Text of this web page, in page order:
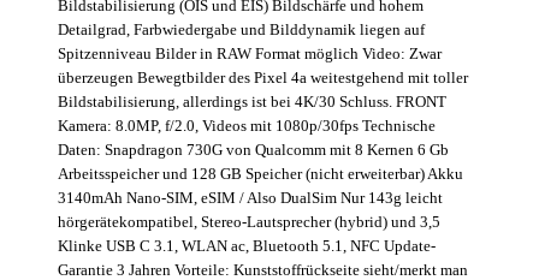
Bildstabilisierung (OIS und EIS) Bildschärfe und hohem
Detailgrad, Farbwiedergabe und Bilddynamik liegen auf
Spitzenniveau Bilder in RAW Format möglich Video: Zwar
überzeugen Bewegtbilder des Pixel 4a weitestgehend mit toller
Bildstabilisierung, allerdings ist bei 4K/30 Schluss. FRONT
Kamera: 8.0MP, f/2.0, Videos mit 1080p/30fps Technische
Daten: Snapdragon 730G von Qualcomm mit 8 Kernen 6 Gb
Arbeitsspeicher und 128 GB Speicher (nicht erweiterbar) Akku
3140mAh Nano-SIM, eSIM / Also DualSim Nur 143g leicht
hörgerätekompatibel, Stereo-Lautsprecher (hybrid) und 3,5
Klinke USB C 3.1, WLAN ac, Bluetooth 5.1, NFC Update-
Garantie 3 Jahren Vorteile: Kunststoffrückseite sieht/merkt man